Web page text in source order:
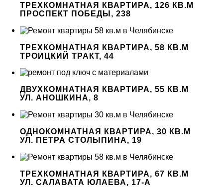
ТРЕХКОМНАТНАЯ КВАРТИРА, 126 КВ.М
ПРОСПЕКТ ПОБЕДЫ, 238
ТРЕХКОМНАТНАЯ КВАРТИРА, 58 КВ.М
ТРОИЦКИЙ ТРАКТ, 44
ДВУХКОМНАТНАЯ КВАРТИРА, 55 КВ.М
УЛ. АНОШКИНА, 8
ОДНОКОМНАТНАЯ КВАРТИРА, 30 КВ.М
УЛ. ПЕТРА СТОЛЫПИНА, 19
ТРЕХКОМНАТНАЯ КВАРТИРА, 67 КВ.М
УЛ. САЛАВАТА ЮЛАЕВА, 17-А